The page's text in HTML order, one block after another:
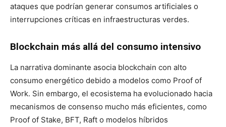
ataques que podrían generar consumos artificiales o
interrupciones críticas en infraestructuras verdes.
Blockchain más allá del consumo intensivo
La narrativa dominante asocia blockchain con alto
consumo energético debido a modelos como Proof of
Work. Sin embargo, el ecosistema ha evolucionado hacia
mecanismos de consenso mucho más eficientes, como
Proof of Stake, BFT, Raft o modelos híbridos